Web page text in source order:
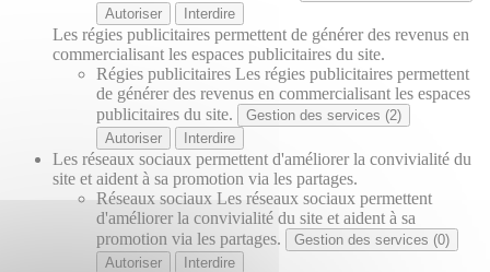
Autoriser
Interdire
Les régies publicitaires permettent de générer des revenus en
commercialisant les espaces publicitaires du site.
Régies publicitaires Les régies publicitaires permettent
de générer des revenus en commercialisant les espaces
publicitaires du site.
Gestion des services (2)
Autoriser
Interdire
Les réseaux sociaux permettent d'améliorer la convivialité du
site et aident à sa promotion via les partages.
Réseaux sociaux Les réseaux sociaux permettent
d'améliorer la convivialité du site et aident à sa
promotion via les partages.
Gestion des services (0)
Autoriser
Interdire